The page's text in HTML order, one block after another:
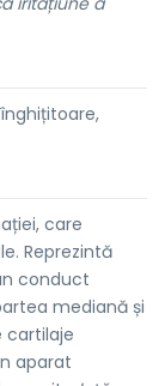
are,
care
Reprezintă
conduct
mediană și
cartilaje
aparat